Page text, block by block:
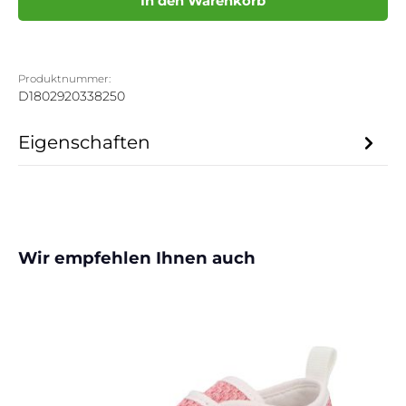
Produktnummer:
D1802920338250
Eigenschaften
Produktgalerie überspringen
Wir empfehlen Ihnen auch